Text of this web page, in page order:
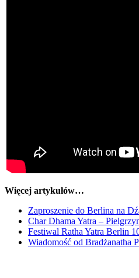
Więcej artykułów…
Zaproszenie do Berlina na
Char Dhama Yatra –
Festiwal Ratha Yatra Berlin
Wiadomość od Bradżanatha